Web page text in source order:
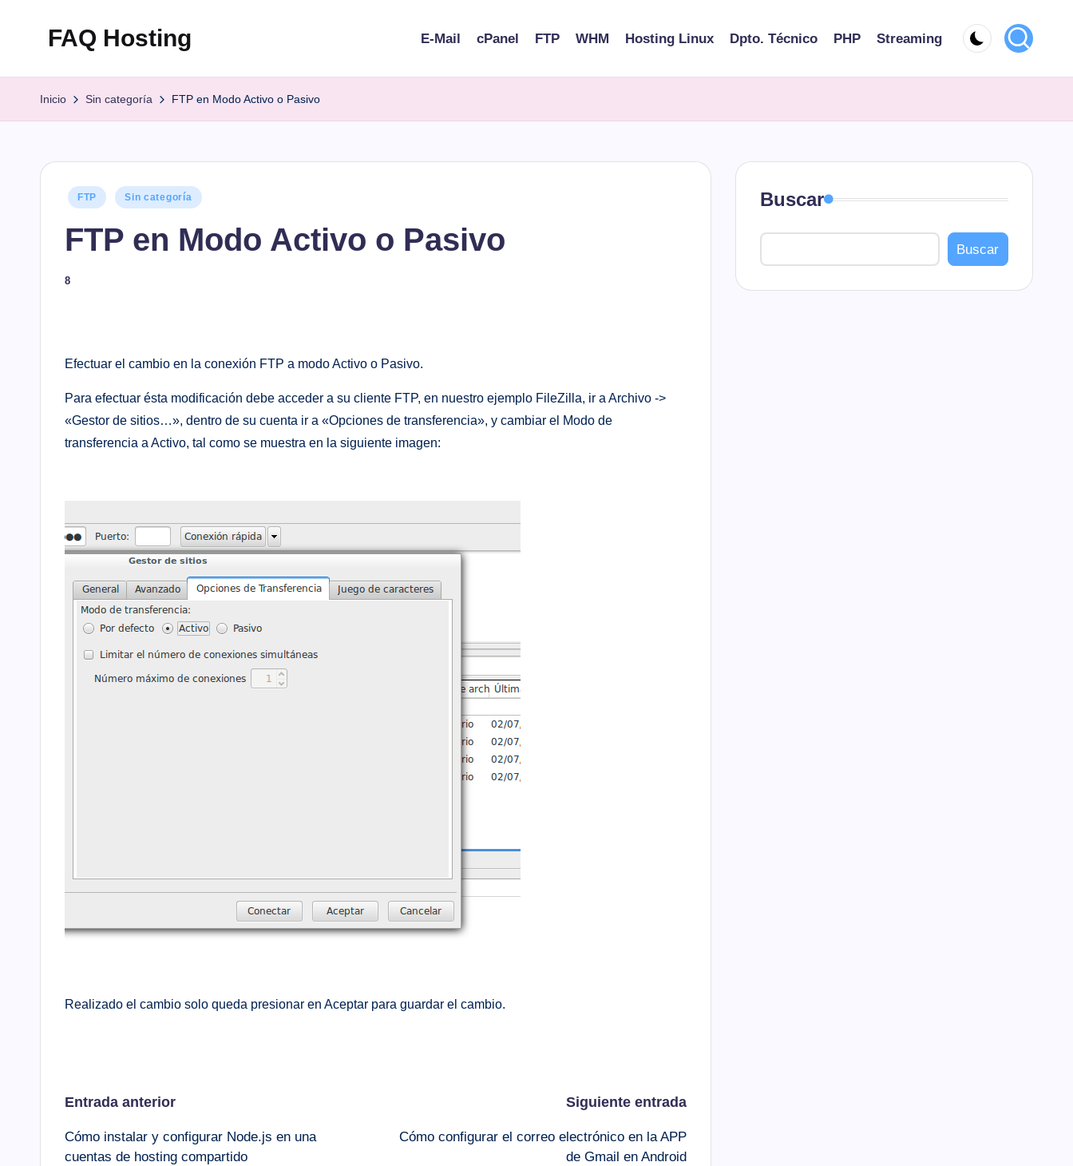
FAQ Hosting
respuestas
tus
preguntas
E-Mail cPanel FTP WHM Hosting Linux Dpto. Técnico PHP Streaming
Inicio Sin categoría FTP en Modo Activo o Pasivo
Publicado
FTP Sin categoría
FTP en Modo Activo o Pasivo
8
Efectuar el cambio en la conexión FTP a modo Activo o Pasivo.
Para efectuar ésta modificación debe acceder a su cliente FTP, en nuestro ejemplo FileZilla, ir a Archivo ->
«Gestor de sitios…», dentro de su cuenta ir a «Opciones de transferencia», y cambiar el Modo de
transferencia a Activo, tal como se muestra en la siguiente imagen:
Realizado el cambio solo queda presionar en Aceptar para guardar el cambio.
Navegación
de
Entrada anterior
Cómo instalar y configurar Node.js en una
cuentas de hosting compartido
Siguiente entrada
Cómo configurar el correo electrónico en la APP
de Gmail en Android
Buscar
Buscar